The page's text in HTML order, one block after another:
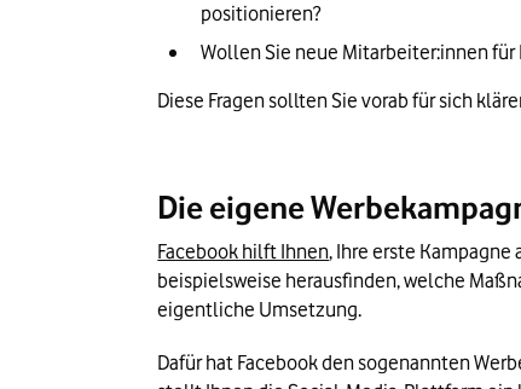
positionieren?
Wollen Sie neue Mitarbeiter:innen
Diese Fragen sollten Sie vorab für sich
Die eigene
Facebook hilft Ihnen, Ihre erste Kampagne
beispielsweise herausfinden, welche
eigentliche Umsetzung.
Dafür hat Facebook den sogenannten